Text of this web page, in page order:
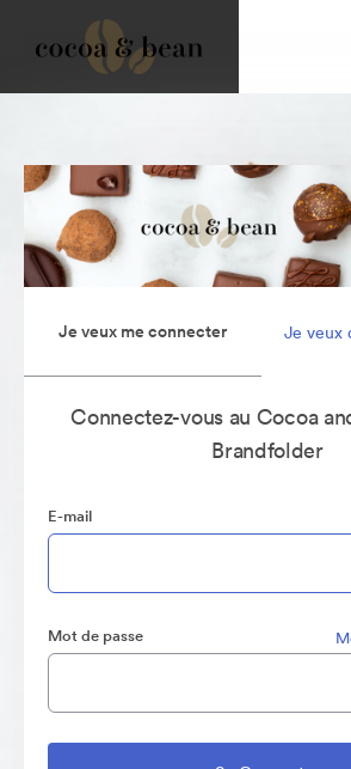
Je veux me connecter Je veux
Connectez-vous au Cocoa
Brandfolder
E-mail
Mot de passe